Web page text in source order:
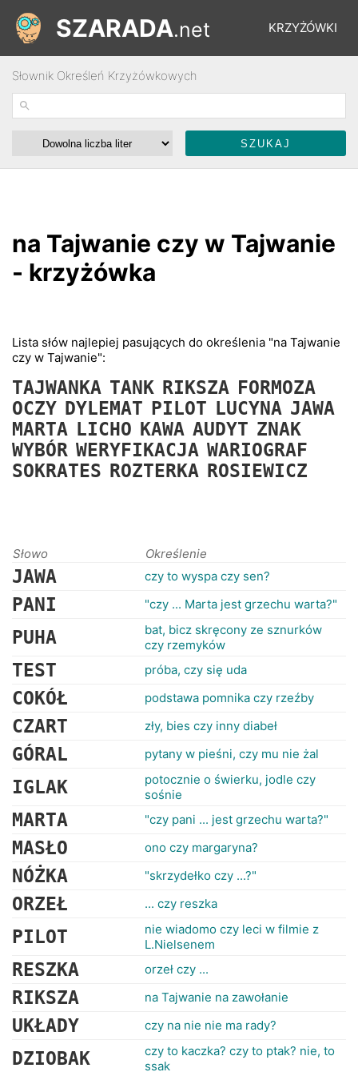
KRZYŻÓWKI
ŁAMIGŁÓWKI
SŁOWNIK
SZARADA.net
Słownik Określeń Krzyżówkowych
na Tajwanie czy w Tajwanie
- krzyżówka
Lista słów najlepiej pasujących do określenia "na Tajwanie
czy w Tajwanie":
TAJWANKA TANK RIKSZA FORMOZA
OCZY DYLEMAT PILOT LUCYNA JAWA
MARTA LICHO KAWA AUDYT ZNAK
WYBÓR WERYFIKACJA WARIOGRAF
SOKRATES ROZTERKA ROSIEWICZ
Słowo Określenie
JAWA czy to wyspa czy sen?
PANI "czy ... Marta jest grzechu warta?"
PUHA
bat, bicz skręcony ze sznurków
czy rzemyków
TEST próba, czy się uda
COKÓŁ podstawa pomnika czy rzeźby
CZART zły, bies czy inny diabeł
GÓRAL pytany w pieśni, czy mu nie żal
IGLAK
potocznie o świerku, jodle czy
sośnie
MARTA "czy pani ... jest grzechu warta?"
MASŁO ono czy margaryna?
NÓŻKA "skrzydełko czy ...?"
ORZEŁ ... czy reszka
PILOT
nie wiadomo czy leci w filmie z
L.Nielsenem
RESZKA orzeł czy ...
RIKSZA na Tajwanie na zawołanie
UKŁADY czy na nie nie ma rady?
DZIOBAK
czy to kaczka? czy to ptak? nie, to
ssak